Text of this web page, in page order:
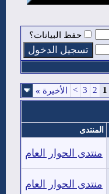
حفظ البيانات؟
1
2
3
> الأخيرة »
المنتدى
منتدى الحوار العام
منتدى الحوار العام